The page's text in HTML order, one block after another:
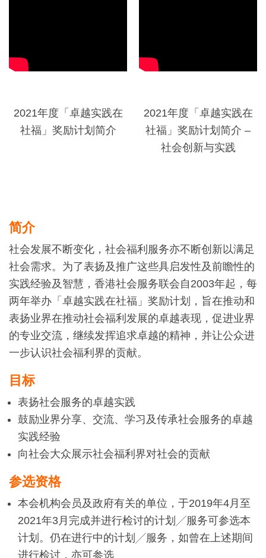
2021年度「卓越实践在
社福」奖励计划简介
2021年度「卓越实践在
社福」奖励计划简介 –
社会创新与实践
简介
社会发展不断变化，社会福利服务亦不断创新以满足
社会需求。为了表扬及推广这些具启发性及前瞻性的
实践经验及智慧，香港社会服务联会自2003年起，每
两年举办「卓越实践在社福」奖励计划，旨在推动和
表扬业界在推动社会福利发展的卓越表现，促进业界
的专业交流，继续发挥追求卓越的精神，并让公众进
一步认识社会福利界的贡献。
目标
表扬社会服务的卓越实践
鼓励业界分享、交流、学习及传承社会服务的卓越
实践经验
向社会大众展示社会福利界对社会的贡献
参选资格
本会机构会员及政府有关的单位，于2019年4月至
2021年3月完成并进行检讨的计划╱服务可参选本
计划。仍在进行中的计划╱服务，如曾在上述期间
进行检讨，亦可参选